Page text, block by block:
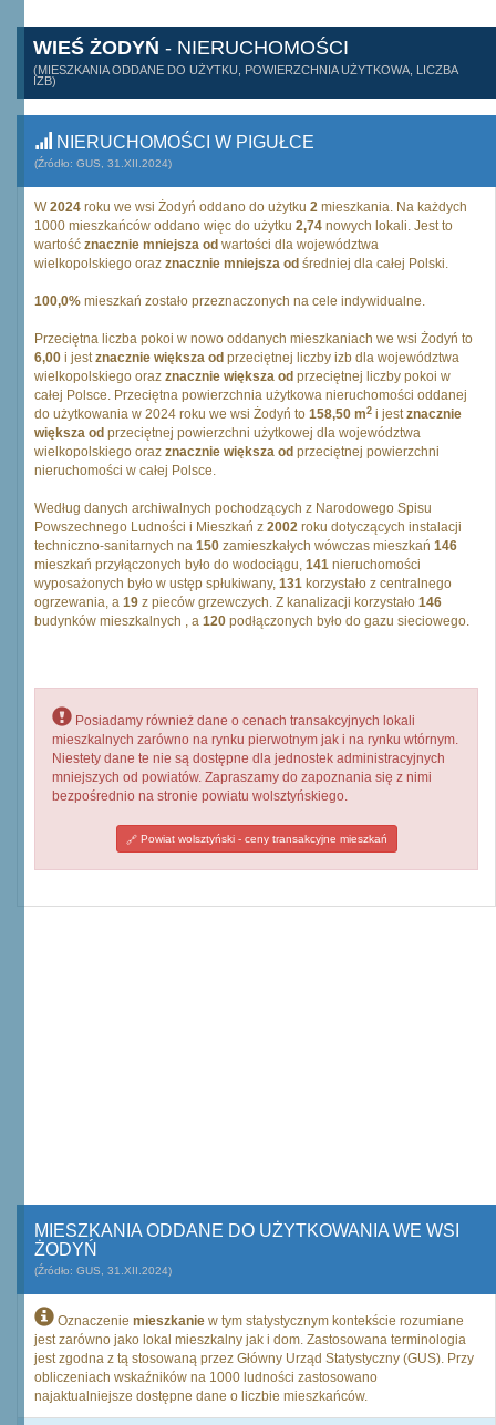
WIEŚ ŻODYŃ - NIERUCHOMOŚCI
(MIESZKANIA ODDANE DO UŻYTKU, POWIERZCHNIA UŻYTKOWA, LICZBA
IZB)
NIERUCHOMOŚCI W PIGUŁCE
(Źródło: GUS, 31.XII.2024)
W2024 roku we wsi Żodyń oddano do użytku 2 mieszkania. Na każdych
1000 mieszkańców oddano więc do użytku 2,74 nowych lokali. Jest to
wartość znacznie mniejsza od wartości dla województwa
wielkopolskiego oraz znacznie mniejsza od średniej dla całej Polski.
100,0% mieszkań zostało przeznaczonych na cele indywidualne.
Przeciętna liczba pokoi w nowo oddanych mieszkaniach we wsi Żodyń to
6,00 i jestznacznie większa od przeciętnej liczby izb dla województwa
wielkopolskiego oraz znacznie większa od przeciętnej liczby pokoi w
całej Polsce. Przeciętna powierzchnia użytkowa nieruchomości oddanej
do użytkowania w 2024 roku we wsi Żodyń to 158,50 m2 i jestznacznie
większa od przeciętnej powierzchni użytkowej dla województwa
wielkopolskiego oraz znacznie większa od przeciętnej powierzchni
nieruchomości w całej Polsce.
Według danych archiwalnych pochodzących z Narodowego Spisu
Powszechnego Ludności i Mieszkań z 2002 roku dotyczących instalacji
techniczno-sanitarnych na 150 zamieszkałych wówczas mieszkań 146
mieszkań przyłączonych było do wodociągu, 141 nieruchomości
wyposażonych było w ustęp spłukiwany, 131 korzystało z centralnego
ogrzewania, a 19 z pieców grzewczych. Z kanalizacji korzystało 146
budynków mieszkalnych , a 120 podłączonych było do gazu sieciowego.
Posiadamy również dane o cenach transakcyjnych lokali
mieszkalnych zarówno na rynku pierwotnym jak i na rynku wtórnym.
Niestety dane te nie są dostępne dla jednostek administracyjnych
mniejszych od powiatów. Zapraszamy do zapoznania się z nimi
bezpośrednio na stronie powiatu wolsztyńskiego.
Powiat wolsztyński - ceny transakcyjne mieszkań
MIESZKANIA ODDANE DO UŻYTKOWANIA WE WSI
ŻODYŃ
(Źródło: GUS, 31.XII.2024)
Oznaczenie mieszkanie w tym statystycznym kontekście rozumiane
jest zarówno jako lokal mieszkalny jak i dom. Zastosowana terminologia
jest zgodna z tą stosowaną przez Główny Urząd Statystyczny (GUS). Przy
obliczeniach wskaźników na 1000 ludności zastosowano
najaktualniejsze dostępne dane o liczbie mieszkańców.